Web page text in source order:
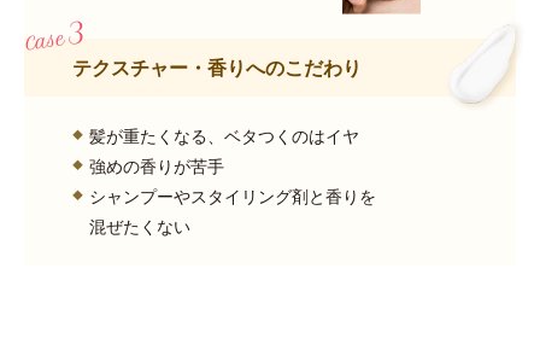
テクスチャー・香りへのこだわり
髪が重たくなる、ベタつくのはイヤ
強めの香りが苦手
シャンプーやスタイリング剤と香りを
混ぜたくない